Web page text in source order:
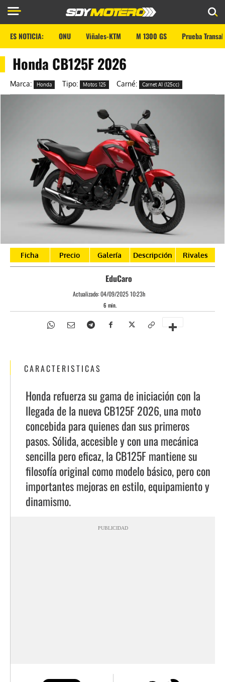
ES NOTICIA: ONU Viñales-KTM M 1300 GS Prueba
Honda CB125F 2026
Marca: Honda Tipo: Motos 125 Carné: Carnet A1 (125cc)
Ficha Precio Galería Descripción Rivales
EduCaro
Actualizado:04/09/2025 10:23h
6 min.
CARACTERISTICAS
Honda refuerza su gama de iniciación con la
llegada de la nueva CB125F 2026, una moto
concebida para quienes dan sus primeros
pasos. Sólida, accesible y con una mecánica
sencilla pero eficaz, la CB125F mantiene su
filosofía original como modelo básico, pero con
importantes mejoras en estilo, equipamiento y
dinamismo.
PUBLICIDAD